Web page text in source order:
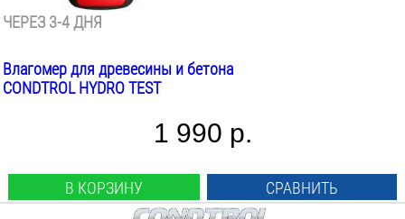
ЧЕРЕЗ 3-4 ДНЯ
Влагомер для древесины и бетона
CONDTROL HYDRO TEST
1 990 р.
В КОРЗИНУ СРАВНИТЬ